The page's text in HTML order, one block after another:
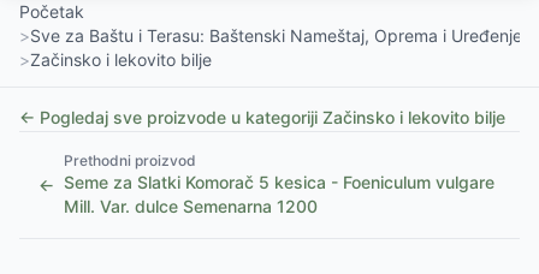
Početak
>Sve za Baštu i Terasu: Baštenski Nameštaj, Oprema i Uređenje
>Začinsko i lekovito bilje
← Pogledaj sve proizvode u kategoriji Začinsko i lekovito bilje
←
Prethodni proizvod
Seme za Slatki Komorač 5 kesica - Foeniculum vulgare
Mill. Var. dulce Semenarna 1200